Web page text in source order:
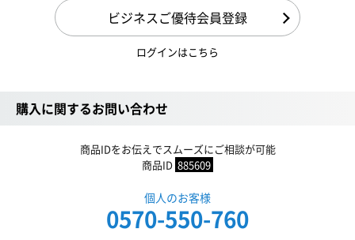
ビジネスご優待会員登録
ログインはこちら
購入に関するお問い合わせ
商品IDをお伝えでスムーズにご相談が可能
商品ID 885609
個人のお客様
0570-550-760